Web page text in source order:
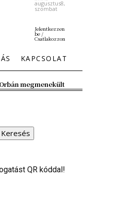
augusztus8,
szombat
Jelentkezzen
be /
Csatlakozzon
KAPCSOLAT
megmenekült
Keresés
QR kóddal!